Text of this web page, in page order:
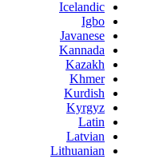
Icelandic
Igbo
Javanese
Kannada
Kazakh
Khmer
Kurdish
Kyrgyz
Latin
Latvian
Lithuanian